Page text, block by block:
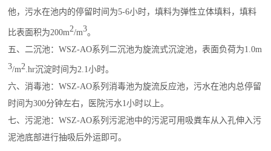
他，污水在池内的停留时间为5-6小时，填料为弹性立体填料，填料
比表面积为200m2/m3。
五、二沉池：WSZ-AO系列二沉池为旋流式沉淀池，表面负荷为1.0m
3/m2.hr沉淀时间为2.1小时。
六、消毒池：WSZ-AO系列消毒池为旋流反应池，污水在池内总停留
时间为300分钟左右，医院污水1小时以上。
七、污泥池：WSZ-AO系列污泥池中的污泥可用吸粪车从入孔伸入污
泥池底部进行抽吸后外运即可。